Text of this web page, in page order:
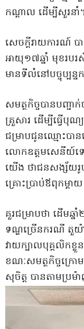
កណ្ដាល ដើម្បីសួរនាំ
សេចក្ដីរាយការណ៍ ប
អាយុ១៧ឆ្នាំ មុខរប
មានទីលំនៅបច្ចុប្បន្ន
សមត្ថកិច្ចបានបញ្ជ
គ្រួសារ ដើម្បីធ្វើ
ជម្រាបជូនឈ្មោះបា
លោកឧត្តមសេនីយ៍ទ
យើង ថាជនសង្ស័យរូ
គ្រោះប្រាប់ឪពុកម្ត
គួរជម្រាបថា ដើមឆ្
ទណ្ឌច្រើនករណី តួយ៉
វាយក្បាលបុគ្គលិកខ្
ខណៈសមត្ថកិច្ចក្រ
សុចិត្ត បានតាមប្រម៉